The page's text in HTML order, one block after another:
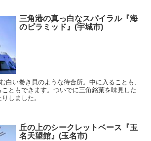
三角港の真っ白なスパイラル『海
のピラミッド』(宇城市)
白い巻き貝のような待合所。中に入ることも、
ともできます。ついでに三角銘菓を味見した
しました。
丘の上のシークレットベース『玉
名天望館』(玉名市)